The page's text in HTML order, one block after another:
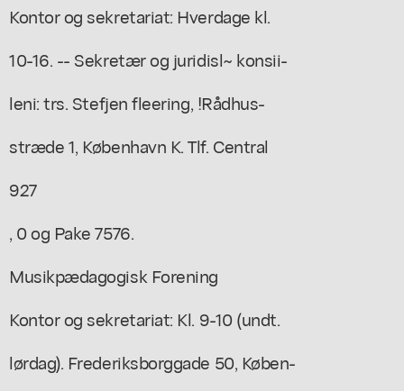
Kontor og sekretariat: Hverdage kl.
10-16. -- Sekretær og juridisl~ konsii-
leni: trs. Stefjen fleering, !Rådhus-
stræde 1, København K. Tlf. Central
927
, 0 og Pake 7576.
Musikpædagogisk Forening
Kontor og sekretariat: Kl. 9-10 (undt.
lørdag). Frederiksborggade 50, Køben-